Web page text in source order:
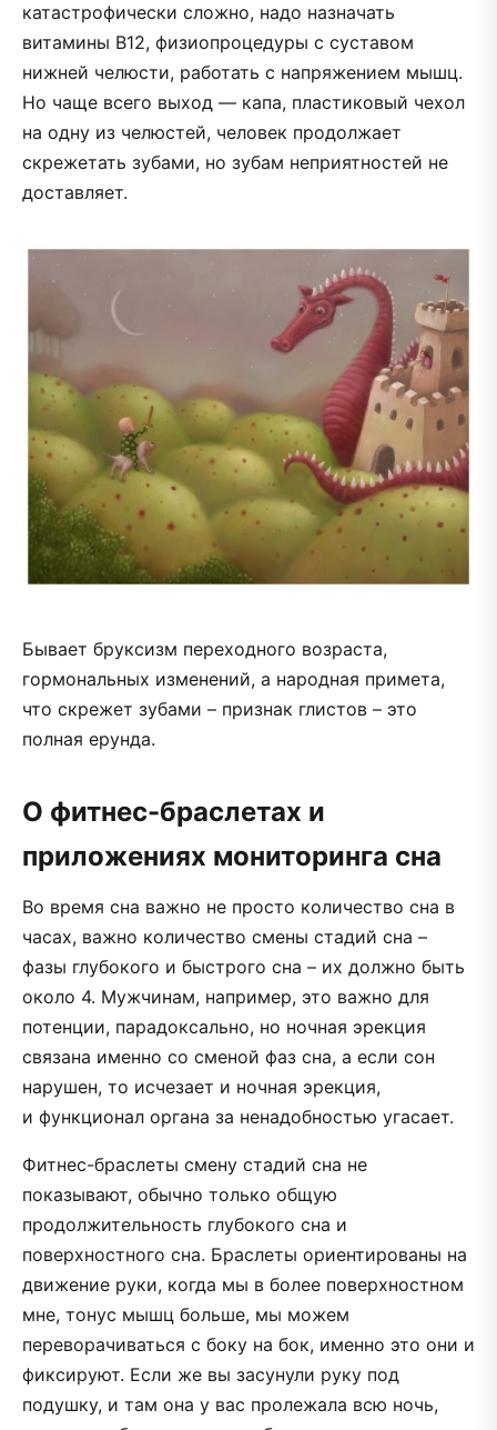
катастрофически сложно, надо назначать
витамины В12, физиопроцедуры с суставом
нижней челюсти, работать с напряжением мышц.
Но чаще всего выход — капа, пластиковый чехол
на одну из челюстей, человек продолжает
скрежетать зубами, но зубам неприятностей не
доставляет.
Бывает бруксизм переходного возраста,
гормональных изменений, а народная примета,
что скрежет зубами – признак глистов – это
полная ерунда.
О фитнес-браслетах и
приложениях мониторинга сна
Во время сна важно не просто количество сна в
часах, важно количество смены стадий сна –
фазы глубокого и быстрого сна – их должно быть
около 4. Мужчинам, например, это важно для
потенции, парадоксально, но ночная эрекция
связана именно со сменой фаз сна, а если сон
нарушен, то исчезает и ночная эрекция,
и функционал органа за ненадобностью угасает.
Фитнес-браслеты смену стадий сна не
показывают, обычно только общую
продолжительность глубокого сна и
поверхностного сна. Браслеты ориентированы на
движение руки, когда мы в более поверхностном
мне, тонус мышц больше, мы можем
переворачиваться с боку на бок, именно это они и
фиксируют. Если же вы засунули руку под
подушку, и там она у вас пролежала всю ночь,